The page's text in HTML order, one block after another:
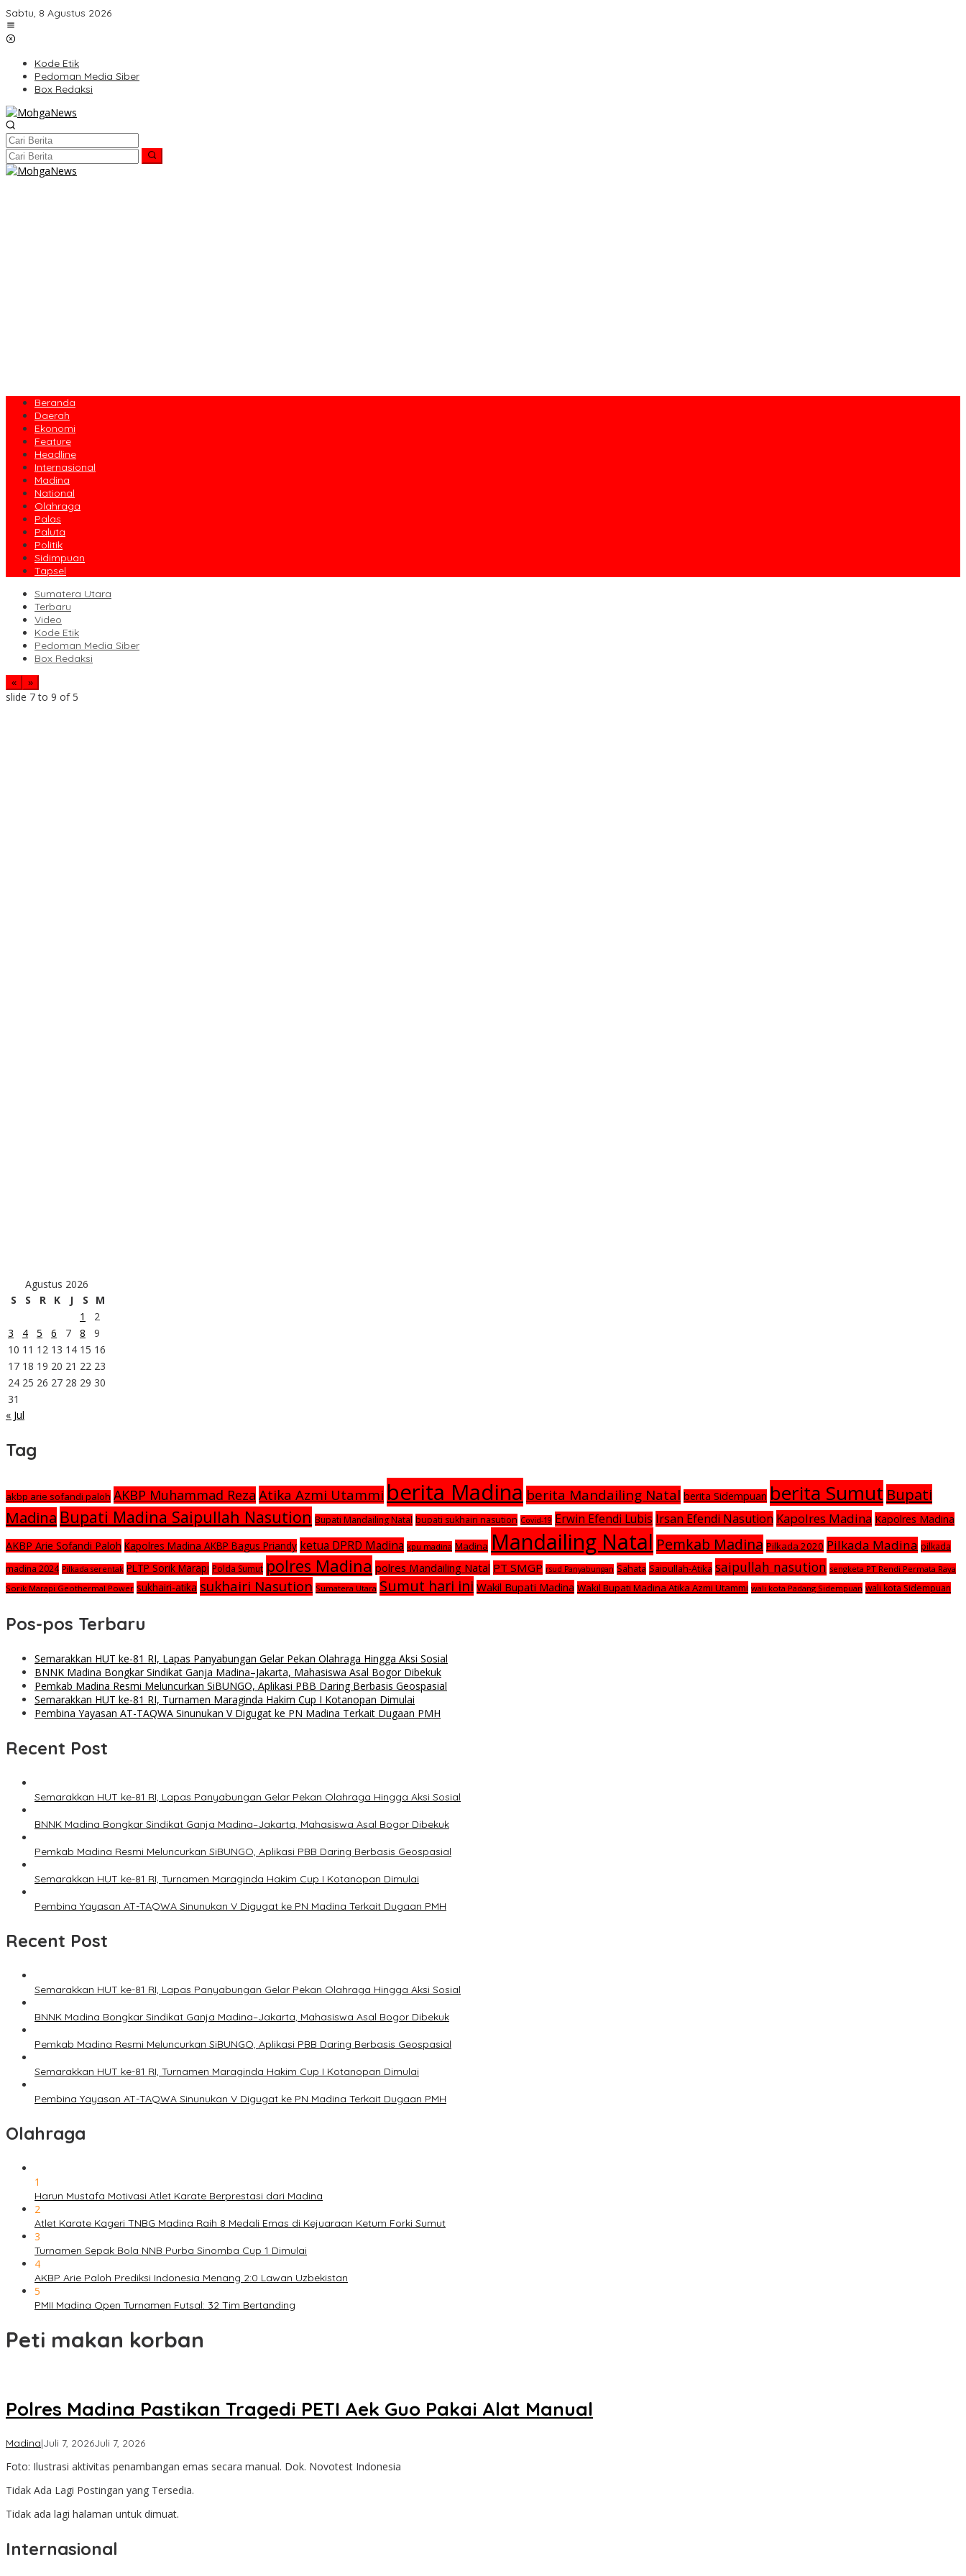
Lewati
ke
konten
Sabtu, 8 Agustus 2026
Kode Etik
Pedoman Media Siber
Box Redaksi
Beranda
Daerah
Ekonomi
Feature
Headline
Internasional
Madina
National
Olahraga
Palas
Paluta
Politik
Sidimpuan
Tapsel
Sumatera Utara
Terbaru
Video
Kode Etik
Pedoman Media Siber
Box Redaksi
« »
slide 7 to 9 of 5
Agustus 2026
S
S R K J S
M
1
2
3
4 5 6 7 8
9
10 11 12 13 14 15 16
17 18 19 20 21 22 23
24 25 26 27 28 29 30
31
« Jul
Tag
akbp arie sofandi paloh AKBP Muhammad Reza Atika Azmi Utammi berita Madina berita Mandailing Natal berita Sidempuan berita Sumut Bupati
Madina Bupati Madina Saipullah Nasution Bupati Mandailing Natal bupati sukhairi nasution Covid-19 Erwin Efendi Lubis Irsan Efendi Nasution Kapolres Madina Kapolres Madina
AKBP Arie Sofandi Paloh Kapolres Madina AKBP Bagus Priandy ketua DPRD Madina kpu madina Madina Mandailing Natal Pemkab Madina Pilkada 2020 Pilkada Madina pilkada
madina 2024 Pilkada serentak PLTP Sorik Marapi Polda Sumut polres Madina polres Mandailing Natal PT SMGP rsud Panyabungan Sahata Saipullah-Atika saipullah nasution sengketa PT Rendi Permata Raya
Sorik Marapi Geothermal Power sukhairi-atika sukhairi Nasution Sumatera Utara Sumut hari ini Wakil Bupati Madina Wakil Bupati Madina Atika Azmi Utammi wali kota Padang Sidempuan wali kota Sidempuan
Pos-pos Terbaru
Semarakkan HUT ke-81 RI, Lapas Panyabungan Gelar Pekan Olahraga Hingga Aksi Sosial
BNNK Madina Bongkar Sindikat Ganja Madina–Jakarta, Mahasiswa Asal Bogor Dibekuk
Pemkab Madina Resmi Meluncurkan SiBUNGO, Aplikasi PBB Daring Berbasis Geospasial
Semarakkan HUT ke-81 RI, Turnamen Maraginda Hakim Cup I Kotanopan Dimulai
Pembina Yayasan AT-TAQWA Sinunukan V Digugat ke PN Madina Terkait Dugaan PMH
Recent Post
Semarakkan HUT ke-81 RI, Lapas Panyabungan Gelar Pekan Olahraga Hingga Aksi Sosial
BNNK Madina Bongkar Sindikat Ganja Madina–Jakarta, Mahasiswa Asal Bogor Dibekuk
Pemkab Madina Resmi Meluncurkan SiBUNGO, Aplikasi PBB Daring Berbasis Geospasial
Semarakkan HUT ke-81 RI, Turnamen Maraginda Hakim Cup I Kotanopan Dimulai
Pembina Yayasan AT-TAQWA Sinunukan V Digugat ke PN Madina Terkait Dugaan PMH
Recent Post
Semarakkan HUT ke-81 RI, Lapas Panyabungan Gelar Pekan Olahraga Hingga Aksi Sosial
BNNK Madina Bongkar Sindikat Ganja Madina–Jakarta, Mahasiswa Asal Bogor Dibekuk
Pemkab Madina Resmi Meluncurkan SiBUNGO, Aplikasi PBB Daring Berbasis Geospasial
Semarakkan HUT ke-81 RI, Turnamen Maraginda Hakim Cup I Kotanopan Dimulai
Pembina Yayasan AT-TAQWA Sinunukan V Digugat ke PN Madina Terkait Dugaan PMH
Olahraga
1
Harun Mustafa Motivasi Atlet Karate Berprestasi dari Madina
2
Atlet Karate Kageri TNBG Madina Raih 8 Medali Emas di Kejuaraan Ketum Forki Sumut
3
Turnamen Sepak Bola NNB Purba Sinomba Cup 1 Dimulai
4
AKBP Arie Paloh Prediksi Indonesia Menang 2:0 Lawan Uzbekistan
5
PMII Madina Open Turnamen Futsal: 32 Tim Bertanding
Peti makan korban
Polres Madina Pastikan Tragedi PETI Aek Guo Pakai Alat Manual
Madina|Juli 7, 2026Juli 7, 2026oleh
Foto: Ilustrasi aktivitas penambangan emas secara manual. Dok. Novotest Indonesia
Tidak Ada Lagi Postingan yang Tersedia.
Tidak ada lagi halaman untuk dimuat.
Internasional